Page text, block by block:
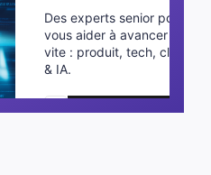
Des experts senior pour
vous aider à avancer plus
vite : produit, tech, cloud
& IA.
Planifier un appel